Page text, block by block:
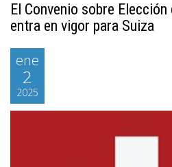
El Convenio sobre
entra en vigor para Suiza
ene
2
2025